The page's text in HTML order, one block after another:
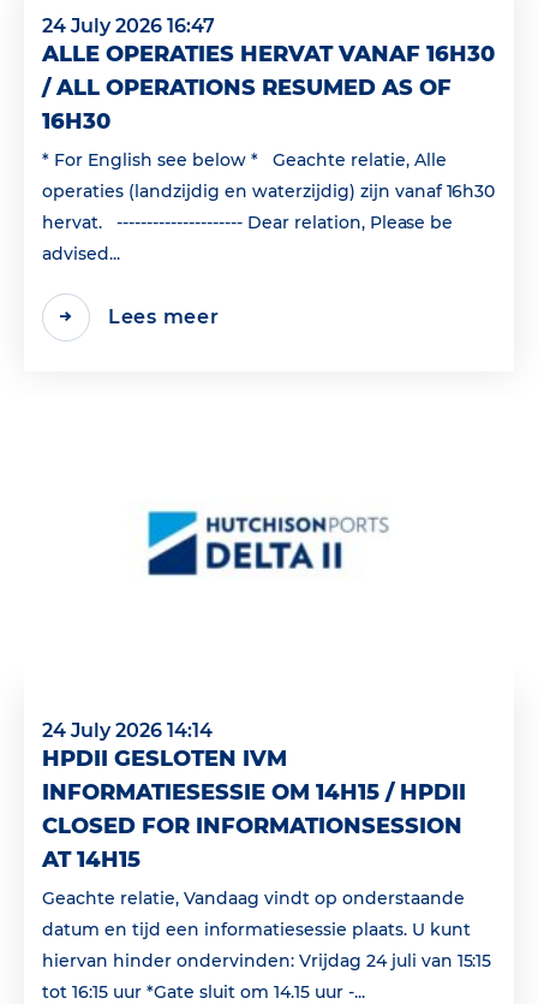
24 July 2026 16:47
ALLE OPERATIES HERVAT VANAF 16H30
/ ALL OPERATIONS RESUMED AS OF
16H30
* For English see below * Geachte relatie, Alle
operaties (landzijdig en waterzijdig) zijn vanaf 16h30
hervat. --------------------- Dear relation, Please be
advised...
Lees meer
24 July 2026 14:14
HPDII GESLOTEN IVM
INFORMATIESESSIE OM 14H15 / HPDII
CLOSED FOR INFORMATIONSESSION
AT 14H15
Geachte relatie, Vandaag vindt op onderstaande
datum en tijd een informatiesessie plaats. U kunt
hiervan hinder ondervinden: Vrijdag 24 juli van 15:15
tot 16:15 uur *Gate sluit om 14.15 uur -...